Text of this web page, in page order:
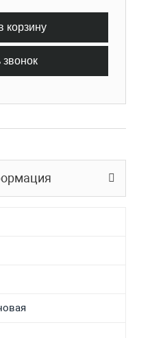
корзину
звонок